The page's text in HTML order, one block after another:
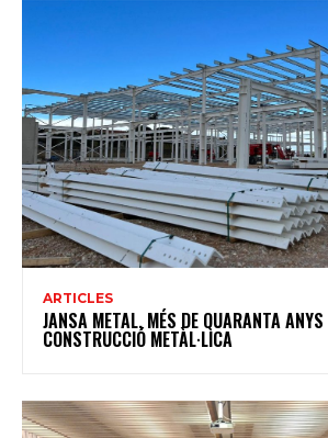
ARTICLES
JANSA METAL, MÉS DE QUARANTA
CONSTRUCCIÓ METÀL·LICA